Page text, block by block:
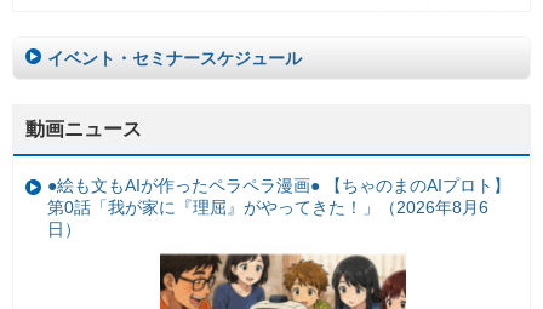
イベント・セミナースケジュール
動画ニュース
●絵も文もAIが作ったペラペラ漫画● 【ちゃのまのAIプロト】
第0話「我が家に『理屈』がやってきた！」（2026年8月6
日）